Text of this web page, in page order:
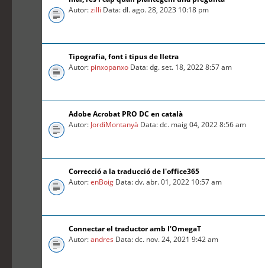
Autor:zilli Data: dl. ago. 28, 2023 10:18 pm
Tipografia, font i tipus de lletra
Autor: pinxopanxo Data: dg. set. 18, 2022 8:57 am
Adobe Acrobat PRO DC en català
Autor: JordiMontanyà Data: dc. maig 04, 2022 8:56 am
Correcció a la traducció de l'office365
Autor:enBoig Data: dv. abr. 01, 2022 10:57 am
Connectar el traductor amb l'OmegaT
Autor:andres Data: dc. nov. 24, 2021 9:42 am